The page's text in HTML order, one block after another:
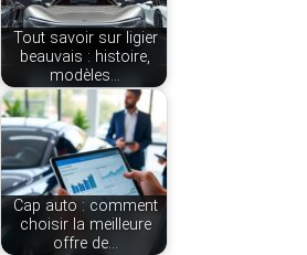
Tout savoir sur ligier
beauvais : histoire,
modèles…
Cap auto : comment
choisir la meilleure
offre de…